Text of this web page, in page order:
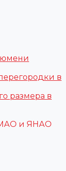
в
размера в
и ЯНАО